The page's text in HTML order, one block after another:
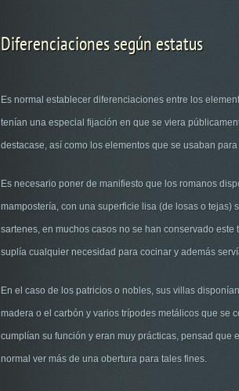
Diferenciaciones según estatus
Es normal establecer diferenciaciones entre los
tenían una especial fijación en que se viera
destacase, así como los elementos que se usaban
Es necesario poner de manifiesto que los romanos
mampostería, con una superficie lisa (de losas o
sartenes, en muchos casos no se han conservado
suplía cualquier necesidad para cocinar y además
En el caso de los patricios o nobles, sus villas
madera o el carbón y varios trípodes metálicos que se
cumplían su función y eran muy prácticas, pensad
normal ver más de una obertura para tales fines.